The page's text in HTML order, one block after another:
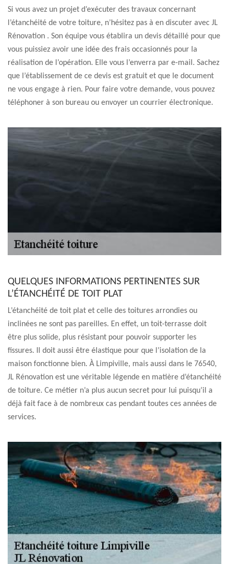
Si vous avez un projet d’exécuter des travaux concernant
l’étanchéité de votre toiture, n’hésitez pas à en discuter avec JL
Rénovation . Son équipe vous établira un devis détaillé pour que
vous puissiez avoir une idée des frais occasionnés pour la
réalisation de l’opération. Elle vous l’enverra par e-mail. Sachez
que l’établissement de ce devis est gratuit et que le document
ne vous engage à rien. Pour faire votre demande, vous pouvez
téléphoner à son bureau ou envoyer un courrier électronique.
QUELQUES INFORMATIONS PERTINENTES SUR
L’ÉTANCHÉITÉ DE TOIT PLAT
L’étanchéité de toit plat et celle des toitures arrondies ou
inclinées ne sont pas pareilles. En effet, un toit-terrasse doit
être plus solide, plus résistant pour pouvoir supporter les
fissures. Il doit aussi être élastique pour que l’isolation de la
maison fonctionne bien. À Limpiville, mais aussi dans le 76540,
JL Rénovation est une véritable légende en matière d’étanchéité
de toiture. Ce métier n’a plus aucun secret pour lui puisqu’il a
déjà fait face à de nombreux cas pendant toutes ces années de
services.